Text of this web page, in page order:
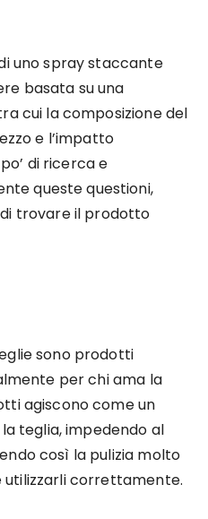
uno spray staccante
basata su una
cui la composizione del
e l’impatto
di ricerca e
queste questioni,
trovare il prodotto
sono prodotti
per chi ama la
agiscono come un
teglia, impedendo al
così la pulizia molto
utilizzarli correttamente.